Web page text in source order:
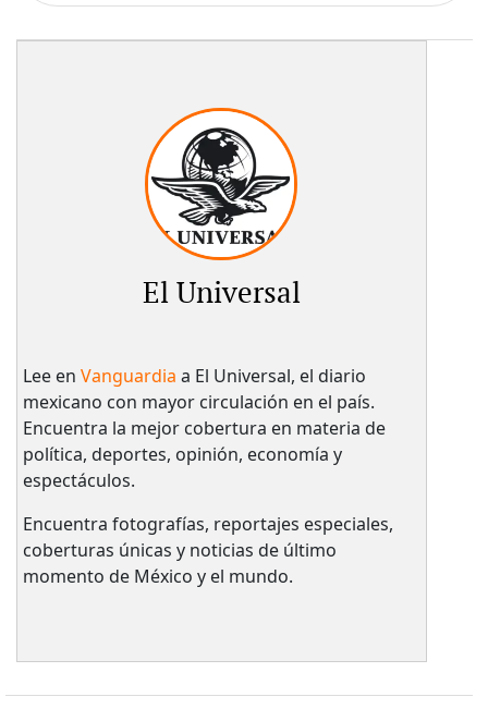
El Universal
Lee en Vanguardia a El Universal, el diario
mexicano con mayor circulación en el país.​
Encuentra la mejor cobertura en materia de
política, deportes, opinión, economía y
espectáculos.
Encuentra fotografías, reportajes especiales,
coberturas únicas y noticias de último
momento de México y el mundo.